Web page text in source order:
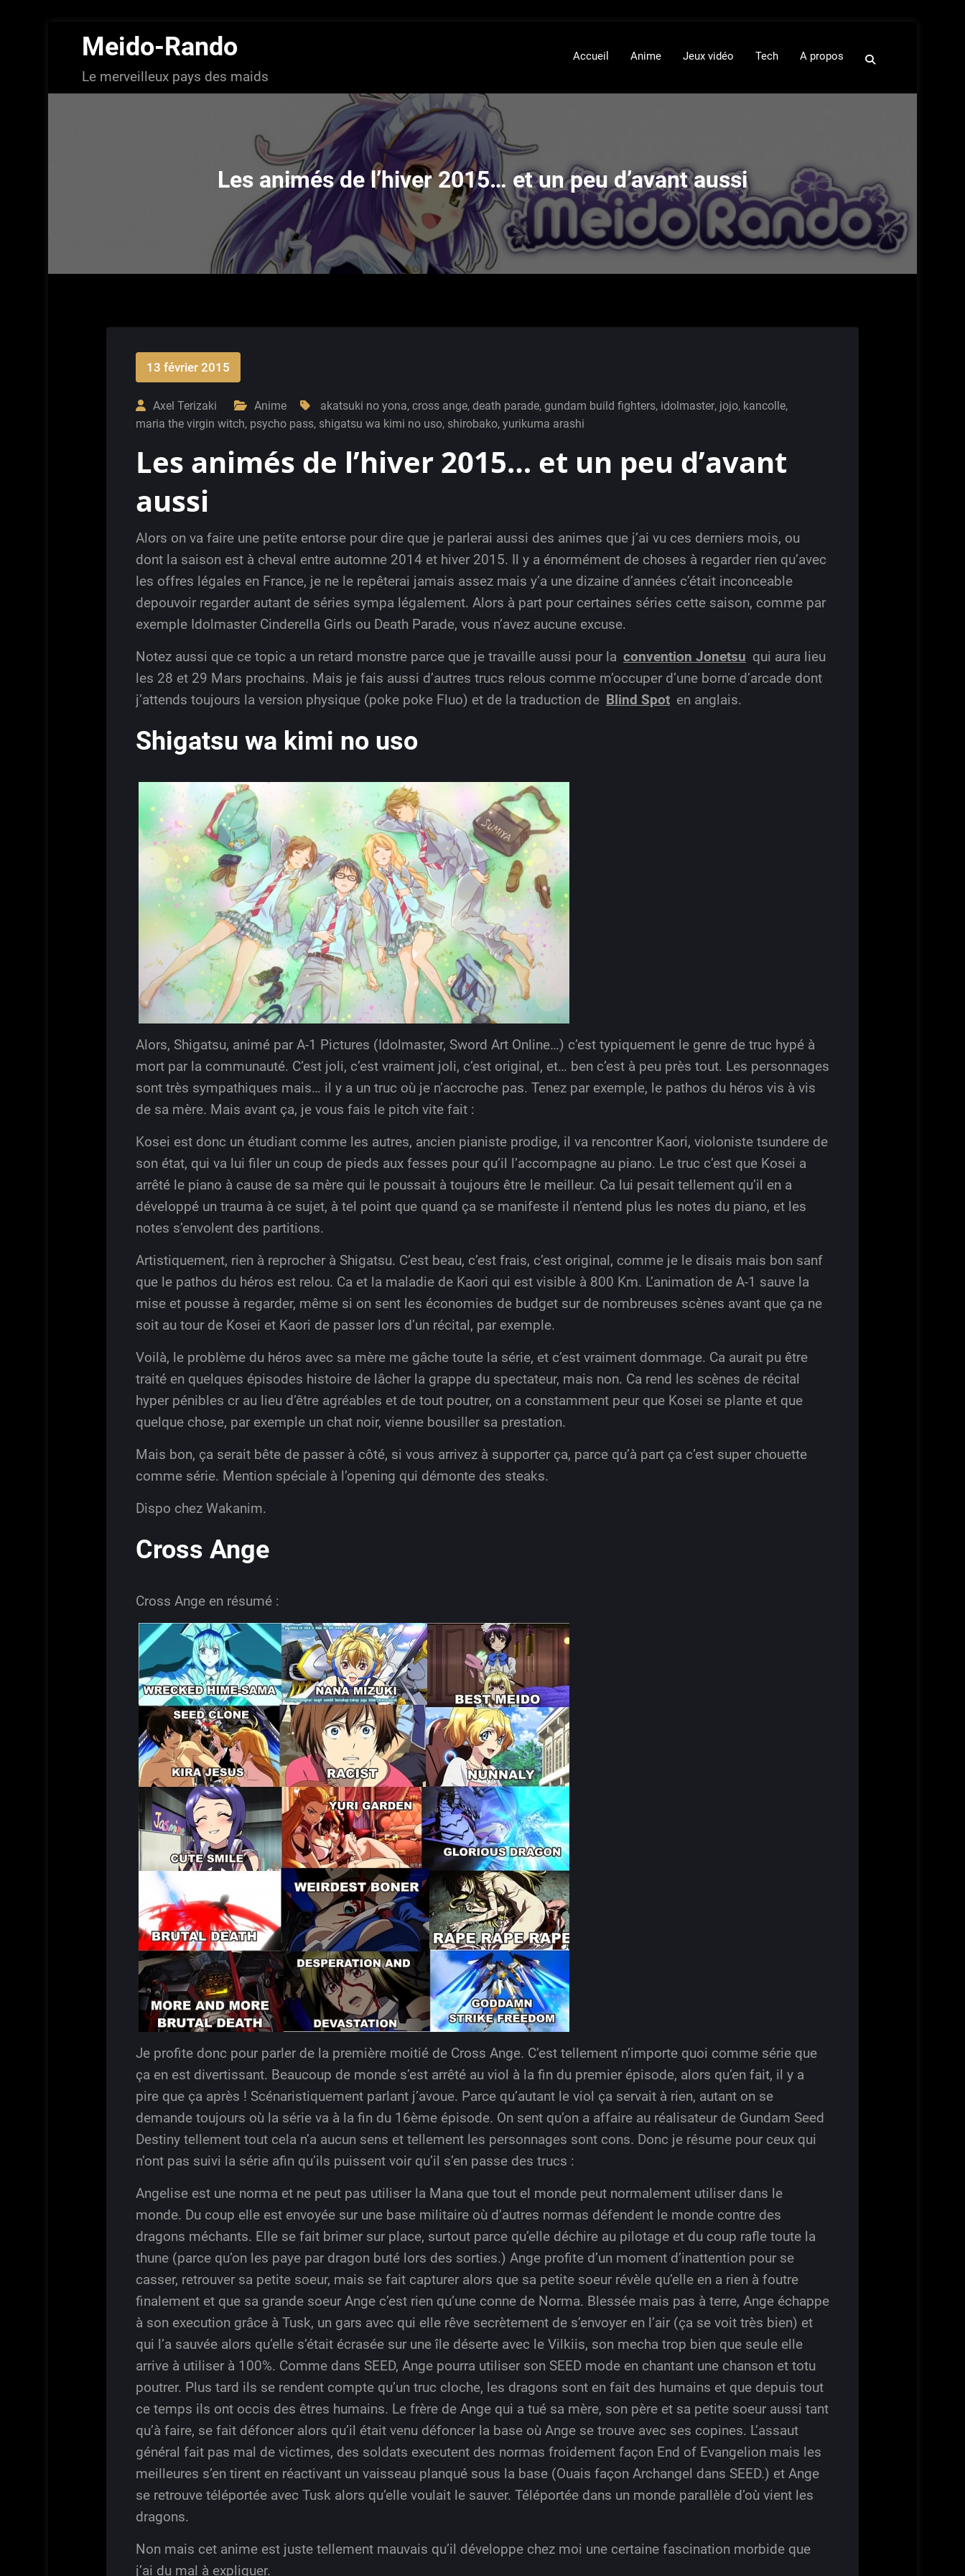
Meido-Rando
Le merveilleux pays des maids
Accueil Anime Jeux vidéo Tech A propos
Les animés de l’hiver 2015… et un peu d’avant aussi
13 février 2015
Axel Terizaki Anime akatsuki no yona, cross ange, death parade, gundam build fighters, idolmaster, jojo, kancolle,
maria the virgin witch, psycho pass, shigatsu wa kimi no uso, shirobako, yurikuma arashi
Les animés de l’hiver 2015… et un peu d’avant
aussi
Alors on va faire une petite entorse pour dire que je parlerai aussi des animes que j’ai vu ces derniers mois, ou
dont la saison est à cheval entre automne 2014 et hiver 2015. Il y a énormément de choses à regarder rien qu’avec
les offres légales en France, je ne le repêterai jamais assez mais y’a une dizaine d’années c’était inconceable
depouvoir regarder autant de séries sympa légalement. Alors à part pour certaines séries cette saison, comme par
exemple Idolmaster Cinderella Girls ou Death Parade, vous n’avez aucune excuse.
Notez aussi que ce topic a un retard monstre parce que je travaille aussi pour la convention Jonetsu qui aura lieu
les 28 et 29 Mars prochains. Mais je fais aussi d’autres trucs relous comme m’occuper d’une borne d’arcade dont
j’attends toujours la version physique (poke poke Fluo) et de la traduction de Blind Spot en anglais.
Shigatsu wa kimi no uso
Alors, Shigatsu, animé par A-1 Pictures (Idolmaster, Sword Art Online…) c’est typiquement le genre de truc hypé à
mort par la communauté. C’est joli, c’est vraiment joli, c’est original, et… ben c’est à peu près tout. Les personnages
sont très sympathiques mais… il y a un truc où je n’accroche pas. Tenez par exemple, le pathos du héros vis à vis
de sa mère. Mais avant ça, je vous fais le pitch vite fait :
Kosei est donc un étudiant comme les autres, ancien pianiste prodige, il va rencontrer Kaori, violoniste tsundere de
son état, qui va lui filer un coup de pieds aux fesses pour qu’il l’accompagne au piano. Le truc c’est que Kosei a
arrêté le piano à cause de sa mère qui le poussait à toujours être le meilleur. Ca lui pesait tellement qu’il en a
développé un trauma à ce sujet, à tel point que quand ça se manifeste il n’entend plus les notes du piano, et les
notes s’envolent des partitions.
Artistiquement, rien à reprocher à Shigatsu. C’est beau, c’est frais, c’est original, comme je le disais mais bon sanf
que le pathos du héros est relou. Ca et la maladie de Kaori qui est visible à 800 Km. L’animation de A-1 sauve la
mise et pousse à regarder, même si on sent les économies de budget sur de nombreuses scènes avant que ça ne
soit au tour de Kosei et Kaori de passer lors d’un récital, par exemple.
Voilà, le problème du héros avec sa mère me gâche toute la série, et c’est vraiment dommage. Ca aurait pu être
traité en quelques épisodes histoire de lâcher la grappe du spectateur, mais non. Ca rend les scènes de récital
hyper pénibles cr au lieu d’être agréables et de tout poutrer, on a constamment peur que Kosei se plante et que
quelque chose, par exemple un chat noir, vienne bousiller sa prestation.
Mais bon, ça serait bête de passer à côté, si vous arrivez à supporter ça, parce qu’à part ça c’est super chouette
comme série. Mention spéciale à l’opening qui démonte des steaks.
Dispo chez Wakanim.
Cross Ange
Cross Ange en résumé :
Je profite donc pour parler de la première moitié de Cross Ange. C’est tellement n’importe quoi comme série que
ça en est divertissant. Beaucoup de monde s’est arrêté au viol à la fin du premier épisode, alors qu’en fait, il y a
pire que ça après ! Scénaristiquement parlant j’avoue. Parce qu’autant le viol ça servait à rien, autant on se
demande toujours où la série va à la fin du 16ème épisode. On sent qu’on a affaire au réalisateur de Gundam Seed
Destiny tellement tout cela n’a aucun sens et tellement les personnages sont cons. Donc je résume pour ceux qui
n’ont pas suivi la série afin qu’ils puissent voir qu’il s’en passe des trucs :
Angelise est une norma et ne peut pas utiliser la Mana que tout el monde peut normalement utiliser dans le
monde. Du coup elle est envoyée sur une base militaire où d’autres normas défendent le monde contre des
dragons méchants. Elle se fait brimer sur place, surtout parce qu’elle déchire au pilotage et du coup rafle toute la
thune (parce qu’on les paye par dragon buté lors des sorties.) Ange profite d’un moment d’inattention pour se
casser, retrouver sa petite soeur, mais se fait capturer alors que sa petite soeur révèle qu’elle en a rien à foutre
finalement et que sa grande soeur Ange c’est rien qu’une conne de Norma. Blessée mais pas à terre, Ange échappe
à son execution grâce à Tusk, un gars avec qui elle rêve secrètement de s’envoyer en l’air (ça se voit très bien) et
qui l’a sauvée alors qu’elle s’était écrasée sur une île déserte avec le Vilkiis, son mecha trop bien que seule elle
arrive à utiliser à 100%. Comme dans SEED, Ange pourra utiliser son SEED mode en chantant une chanson et totu
poutrer. Plus tard ils se rendent compte qu’un truc cloche, les dragons sont en fait des humains et que depuis tout
ce temps ils ont occis des êtres humains. Le frère de Ange qui a tué sa mère, son père et sa petite soeur aussi tant
qu’à faire, se fait défoncer alors qu’il était venu défoncer la base où Ange se trouve avec ses copines. L’assaut
général fait pas mal de victimes, des soldats executent des normas froidement façon End of Evangelion mais les
meilleures s’en tirent en réactivant un vaisseau planqué sous la base (Ouais façon Archangel dans SEED.) et Ange
se retrouve téléportée avec Tusk alors qu’elle voulait le sauver. Téléportée dans un monde parallèle d’où vient les
dragons.
Non mais cet anime est juste tellement mauvais qu’il développe chez moi une certaine fascination morbide que
j’ai du mal à expliquer.